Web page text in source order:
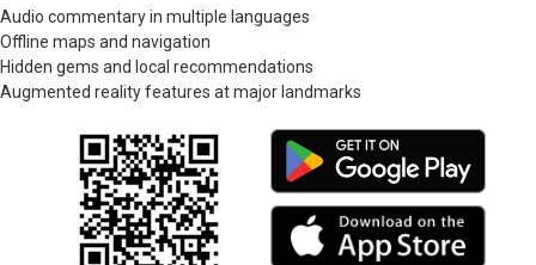
Audio commentary in multiple languages
Offline maps and navigation
Hidden gems and local recommendations
Augmented reality features at major landmarks